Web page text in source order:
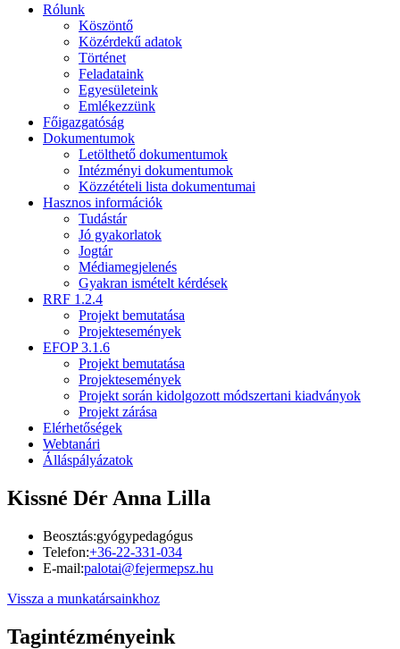
Rólunk
Köszöntő
Közérdekű adatok
Történet
Feladataink
Egyesületeink
Emlékezzünk
Főigazgatóság
Dokumentumok
Letölthető dokumentumok
Intézményi dokumentumok
Közzétételi lista dokumentumai
Hasznos információk
Tudástár
Jó gyakorlatok
Jogtár
Médiamegjelenés
Gyakran ismételt kérdések
RRF 1.2.4
Projekt bemutatása
Projektesemények
EFOP 3.1.6
Projekt bemutatása
Projektesemények
Projekt során kidolgozott módszertani kiadványok
Projekt zárása
Elérhetőségek
Webtanári
Álláspályázatok
Kissné Dér Anna Lilla
Beosztás:gyógypedagógus
Telefon:+36-22-331-034
E-mail:palotai@fejermepsz.hu
Vissza a munkatársainkhoz
Tagintézményeink